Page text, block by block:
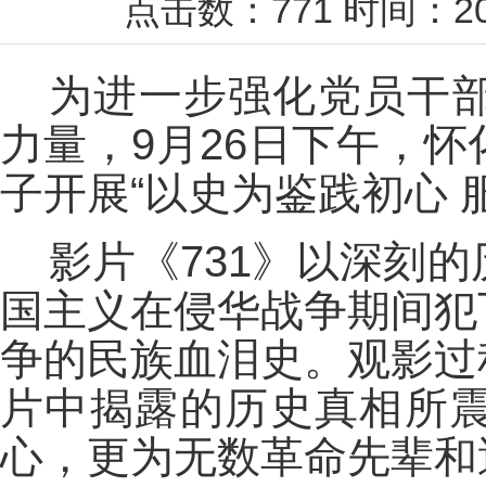
点击数： 771 时间：
为进一步强化党员干
力量，9月26日下午，
子开展“以史为鉴践初心
影片《731》以深刻
国主义在侵华战争期间
争的民族血泪史。观影
片中揭露的历史真相所
心，更为无数革命先辈